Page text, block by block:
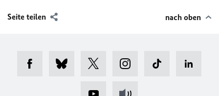
Seite teilen nach oben